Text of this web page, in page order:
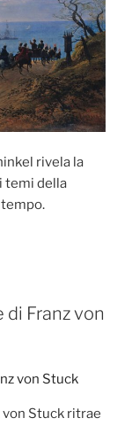
rivela la
temi della
Franz von
von Stuck ritrae